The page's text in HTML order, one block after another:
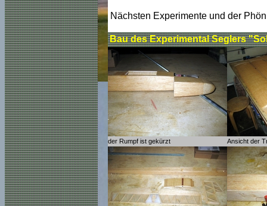
Nächsten Experimente und der
Bau des Experimental Seglers
der Rumpf ist gekürzt Ansicht der